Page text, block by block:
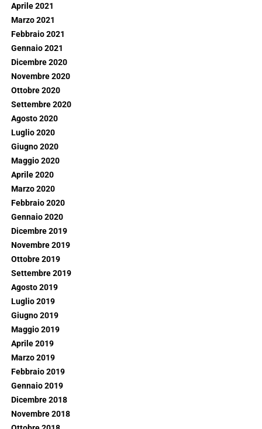
Aprile 2021
Marzo 2021
Febbraio 2021
Gennaio 2021
Dicembre 2020
Novembre 2020
Ottobre 2020
Settembre 2020
Agosto 2020
Luglio 2020
Giugno 2020
Maggio 2020
Aprile 2020
Marzo 2020
Febbraio 2020
Gennaio 2020
Dicembre 2019
Novembre 2019
Ottobre 2019
Settembre 2019
Agosto 2019
Luglio 2019
Giugno 2019
Maggio 2019
Aprile 2019
Marzo 2019
Febbraio 2019
Gennaio 2019
Dicembre 2018
Novembre 2018